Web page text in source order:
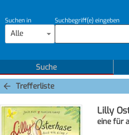
Suchen in
Alle
Suchbegriff(e) eingeben
Suche
Trefferliste
Lilly
eine für